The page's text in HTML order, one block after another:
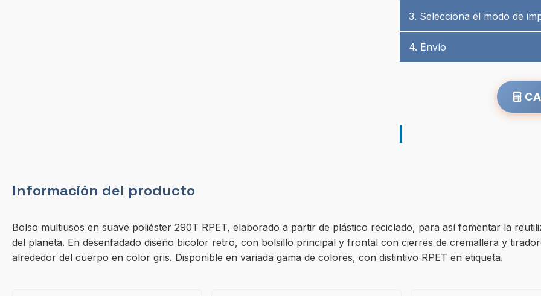
3. Selecciona el modo de
4. Envío
Información del producto
Bolso multiusos en suave poliéster 290T RPET, elaborado a partir de plástico reciclado, para así fomentar la
del planeta. En desenfadado diseño bicolor retro, con bolsillo principal y frontal con cierres de cremallera y
alrededor del cuerpo en color gris. Disponible en variada gama de colores, con distintivo RPET en etiqueta.